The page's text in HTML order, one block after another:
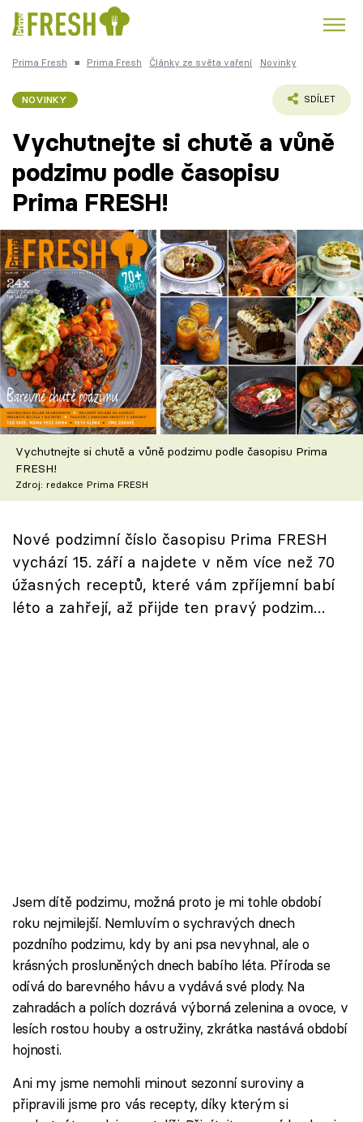
Česká kuchyně
Recepty
Články
TV Program
Škola vaření
Recepty z TV
Speciál: Cuketa
Těhotnej kuchař
Sledujte prima+
Přihlášení
Prima Fresh ■ Prima Fresh Články ze světa vaření Novinky
NOVINKY SDÍLET
Vychutnejte si chutě a vůně
podzimu podle časopisu
Prima FRESH!
Vychutnejte si chutě a vůně podzimu podle časopisu Prima
FRESH!
Zdroj: redakce Prima FRESH
Nové podzimní číslo časopisu Prima FRESH
vychází 15. září a najdete v něm více než 70
úžasných receptů, které vám zpříjemní babí
léto a zahřejí, až přijde ten pravý podzim…
Jsem dítě podzimu, možná proto je mi tohle období
roku nejmilejší. Nemluvím o sychravých dnech
pozdního podzimu, kdy by ani psa nevyhnal, ale o
krásných prosluněných dnech babího léta. Příroda se
odívá do barevného hávu a vydává své plody. Na
zahradách a polích dozrává výborná zelenina a ovoce, v
lesích rostou houby a ostružiny, zkrátka nastává období
hojnosti.
Ani my jsme nemohli minout sezonní suroviny a
připravili jsme pro vás recepty, díky kterým si